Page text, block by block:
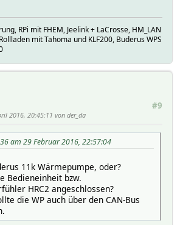
RPi mit FHEM, Jeelink + LaCrosse, HM_LAN
mit Tahoma und KLF200, Buderus WPS
#9
2016, 20:45:11 von der_da
am 29 Februar 2016, 22:57:04
11k Wärmepumpe, oder?
Bedieneinheit bzw.
HRC2 angeschlossen?
die WP auch über den CAN-Bus